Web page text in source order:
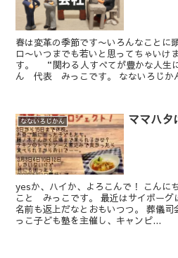
春は変革の季節です〜いろんなことに
ロ〜いつまでも若いと思ってちゃいけ
す。 “関わる人すべてが豊かな人生
ん 代表 みっこです。 なないろじか
なないろじかん ママハタ
yesか、ハイか、よろこんで！ こん
こと みっこです。 最近はサイボーグ
名前も返上だなとおもいつつ。 葬儀
っこ子ども塾を主催し、キャンピ...